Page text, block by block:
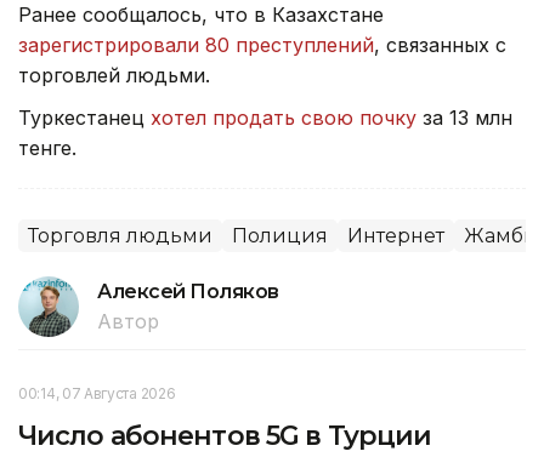
Ранее сообщалось, что в Казахстане
зарегистрировали 80 преступлений, связанных с
торговлей людьми.
Туркестанец хотел продать свою почку за 13 млн
тенге.
Торговля людьми Полиция Интернет
Алексей Поляков
Автор
00:14, 07 Августа 2026
Число абонентов 5G в Турции